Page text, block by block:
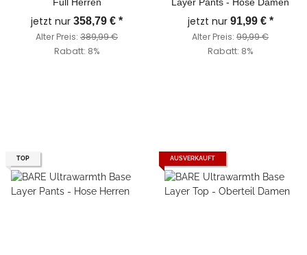
Full Herren
jetzt nur 358,79 € *
Alter Preis: 389,99 €
Rabatt: 8%
Layer Pants - Hose Damen
jetzt nur 91,99 € *
Alter Preis: 99,99 €
Rabatt: 8%
TOP AUSVERKAUFT